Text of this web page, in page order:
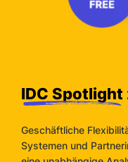
IDC Spotlight
Geschäftliche
Systemen und